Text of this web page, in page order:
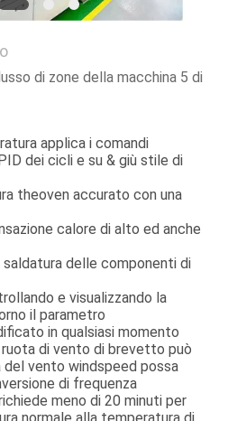
di zone della macchina 5 di
applica i comandi
dei cicli e su & giù stile di
theoven accurato con una
calore di alto ed anche
delle componenti di
e visualizzando la
il parametro
in qualsiasi momento
di vento di brevetto può
vento windspeed possa
di frequenza
meno di 20 minuti per